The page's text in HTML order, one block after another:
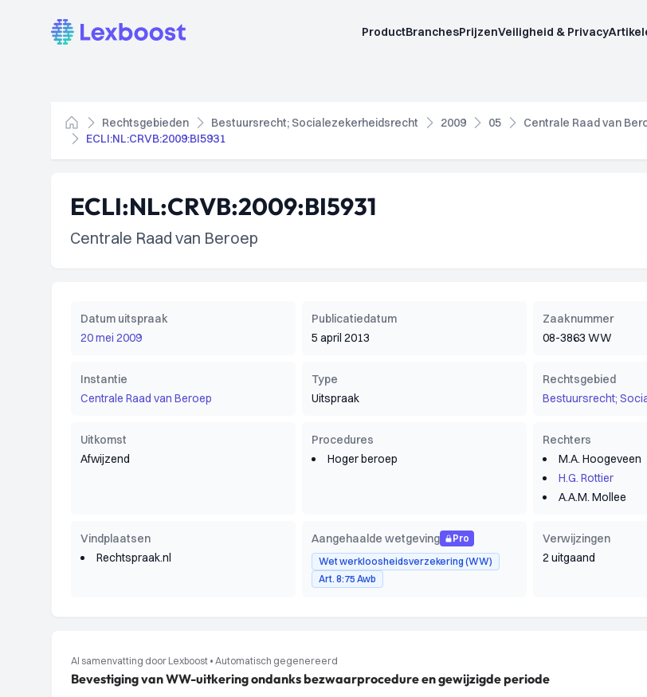
Lexboost ProductBranchesPrijzenVeiligheid & Privacy
Home
Rechtsgebieden Bestuursrecht; Socialezekerheidsrecht 2009 05
Centrale Raad van
ECLI:NL:CRVB:2009:BI5931
ECLI:NL:CRVB:2009:BI5931
Centrale Raad van Beroep
Datum uitspraak
20 mei 2009
Publicatiedatum
5 april 2013
Zaaknummer
08-3863 WW
Instantie
Centrale Raad van Beroep
Type
Uitspraak
Rechtsgebied
Bestuursrecht;
Uitkomst
Afwijzend
Procedures
Hoger beroep
Rechters
M.A. Hoogeveen
H.G. Rottier
A.A.M. Mollee
Vindplaatsen
Rechtspraak.nl
Aangehaalde wetgeving
Pro
Wet werkloosheidsverzekering (WW)
Art. 8:75 Awb
Verwijzingen
2 uitgaand
AI samenvatting door Lexboost • Automatisch gegenereerd
Bevestiging van WW-uitkering ondanks bezwaarprocedure en gewijzigde periode